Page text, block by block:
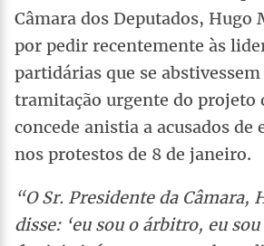
Câmara dos Deputados,
por pedir recentemente às
partidárias que se
tramitação urgente do projeto
concede anistia a acusados
nos protestos de 8 de janeiro.
“O Sr. Presidente da Câmara,
disse: ‘eu sou o árbitro, eu sou